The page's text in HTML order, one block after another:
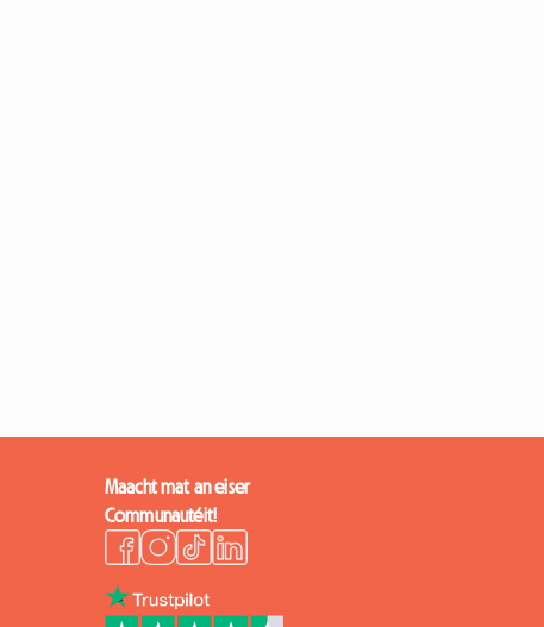
Maacht mat an eiser
Communautéit!